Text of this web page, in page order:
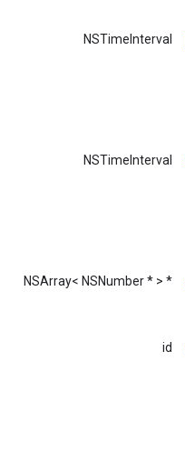
NSTimeInterval
NSTimeInterval
NSArray< NSNumber * > *
id